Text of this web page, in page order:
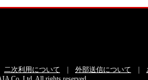
二次利用について 外部送信について